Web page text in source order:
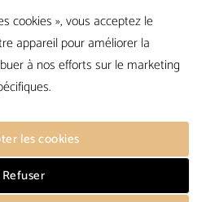
cookies », vous acceptez le
appareil pour améliorer la
à nos efforts sur le marketing
les cookies
Refuser
Claire
6 12 15 15 61
Générales
FAQ
de vente
confidentialité